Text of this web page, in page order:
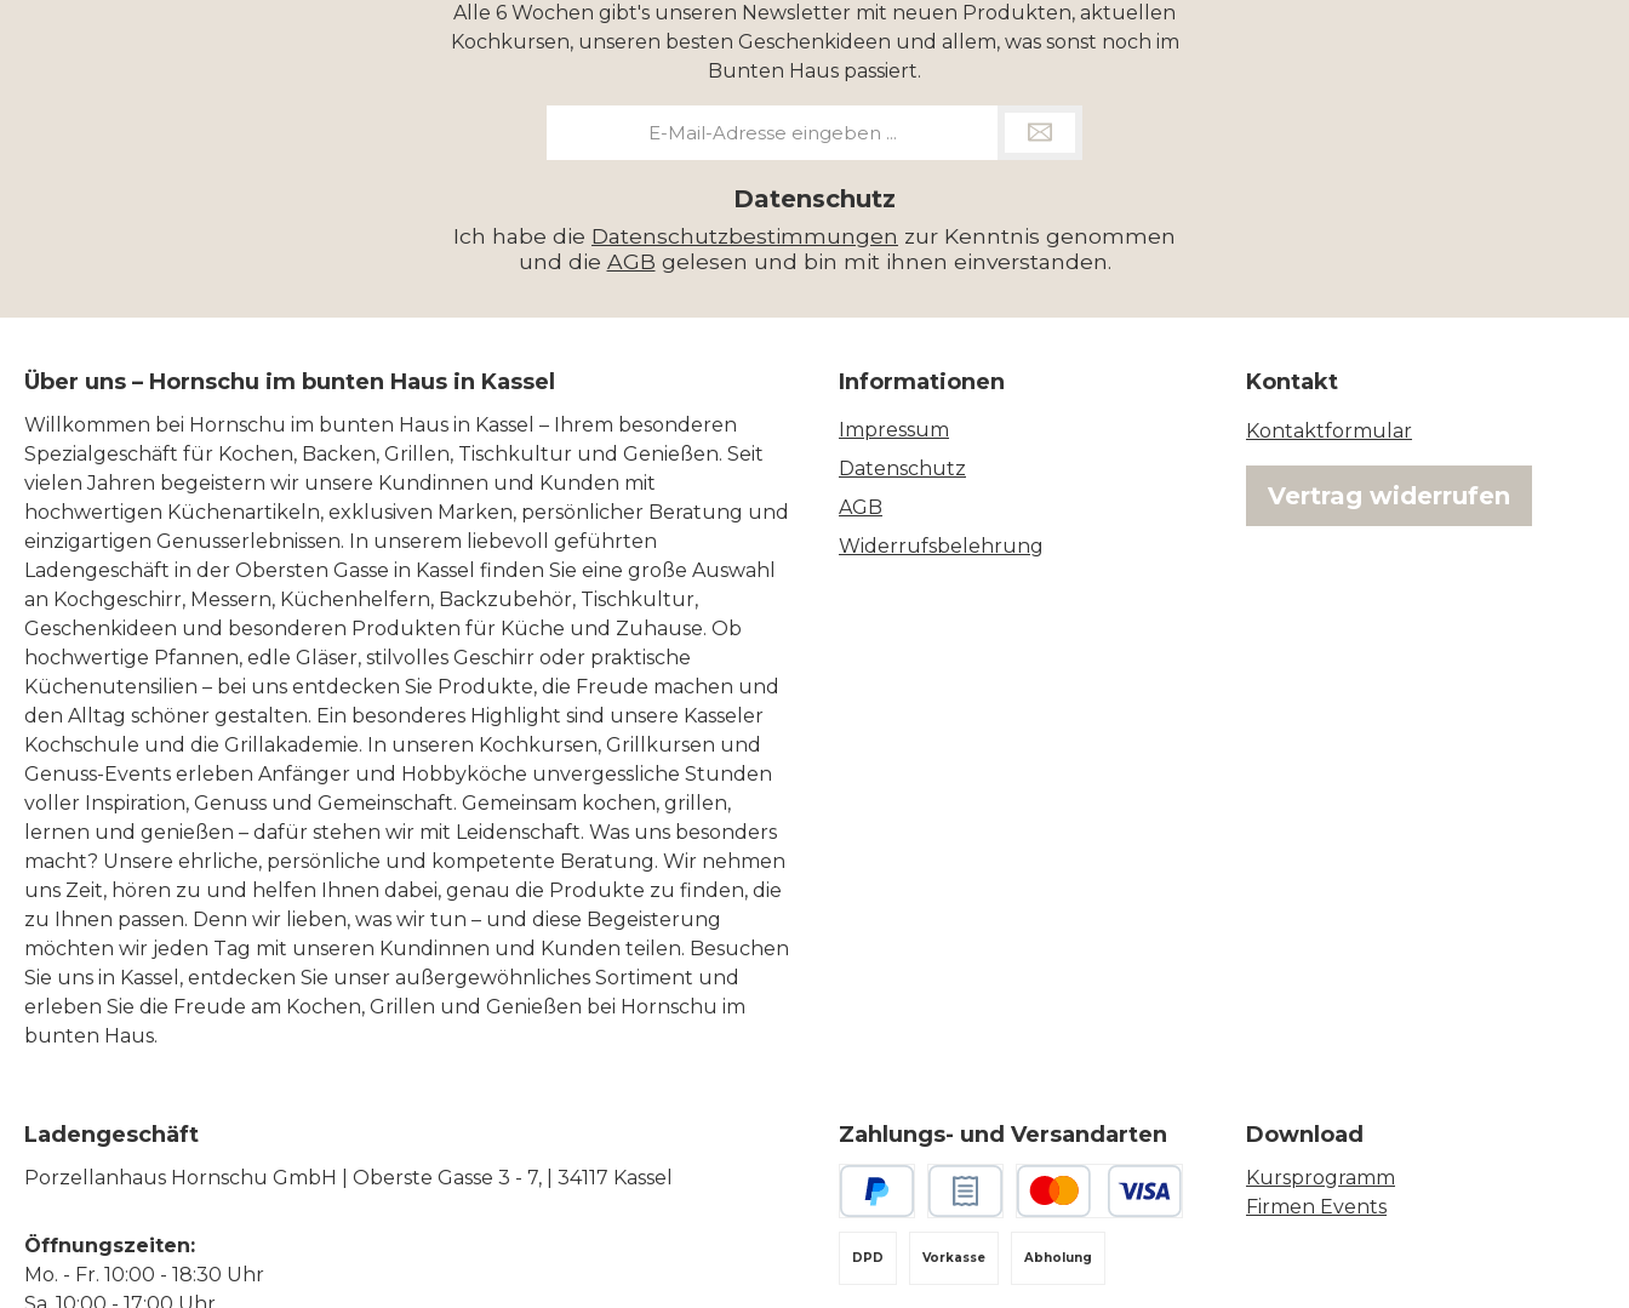
Alle 6 Wochen gibt's unseren Newsletter mit neuen Produkten, aktuellen
Kochkursen, unseren besten Geschenkideen und allem, was sonst noch im
Bunten Haus passiert.
Datenschutz
Ich habe die Datenschutzbestimmungen zur Kenntnis genommen
und die AGB gelesen und bin mit ihnen einverstanden.
Über uns – Hornschu im bunten Haus in Kassel
Willkommen bei Hornschu im bunten Haus in Kassel – Ihrem besonderen
Spezialgeschäft für Kochen, Backen, Grillen, Tischkultur und Genießen. Seit
vielen Jahren begeistern wir unsere Kundinnen und Kunden mit
hochwertigen Küchenartikeln, exklusiven Marken, persönlicher Beratung und
einzigartigen Genusserlebnissen. In unserem liebevoll geführten
Ladengeschäft in der Obersten Gasse in Kassel finden Sie eine große Auswahl
an Kochgeschirr, Messern, Küchenhelfern, Backzubehör, Tischkultur,
Geschenkideen und besonderen Produkten für Küche und Zuhause. Ob
hochwertige Pfannen, edle Gläser, stilvolles Geschirr oder praktische
Küchenutensilien – bei uns entdecken Sie Produkte, die Freude machen und
den Alltag schöner gestalten. Ein besonderes Highlight sind unsere Kasseler
Kochschule und die Grillakademie. In unseren Kochkursen, Grillkursen und
Genuss-Events erleben Anfänger und Hobbyköche unvergessliche Stunden
voller Inspiration, Genuss und Gemeinschaft. Gemeinsam kochen, grillen,
lernen und genießen – dafür stehen wir mit Leidenschaft. Was uns besonders
macht? Unsere ehrliche, persönliche und kompetente Beratung. Wir nehmen
uns Zeit, hören zu und helfen Ihnen dabei, genau die Produkte zu finden, die
zu Ihnen passen. Denn wir lieben, was wir tun – und diese Begeisterung
möchten wir jeden Tag mit unseren Kundinnen und Kunden teilen. Besuchen
Sie uns in Kassel, entdecken Sie unser außergewöhnliches Sortiment und
erleben Sie die Freude am Kochen, Grillen und Genießen bei Hornschu im
bunten Haus.
Informationen
Impressum
Datenschutz
AGB
Widerrufsbelehrung
Kontakt
Kontaktformular
Vertrag widerrufen
Ladengeschäft
Porzellanhaus Hornschu GmbH | Oberste Gasse 3 - 7, | 34117 Kassel
Öffnungszeiten:
Mo. - Fr. 10:00 - 18:30 Uhr
Zahlungs- und Versandarten
Vorkasse
DPD Abholung
Download
Kursprogramm
Firmen Events